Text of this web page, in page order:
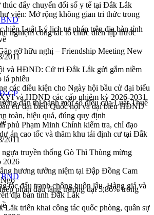
thúc đẩy chuyển đổi số y tế tại Đắk Lắk
viện: Mở rộng không gian tri thức trong
nghiệm công tác tổ chức diễn tập trước
gỡ hữu nghị – Friendship Meeting New
và HĐND: Cử tri Đắk Lắk gửi gắm niềm
lá phiếu
các điều kiện cho Ngày hội bầu cử đại biểu
và HĐND các cấp nhiệm kỳ 2026-2031
cử đại biểu Quốc hội và đại biểu HĐND
toàn, hiệu quả, đúng quy định
phủ Phạm Minh Chính kiểm tra, chỉ đạo
án cao tốc và thăm khu tái định cư tại Đắk
truyền thống Gò Thì Thùng mừng
2026
hương tưởng niệm tại Đập Đồng Cam
phấn đấu tăng trưởng đạt 5,86% trong
triển khai công tác quốc phòng, quân sự
hiện Luật Lý lịch tư pháp trên địa bàn tỉnh
2011
CP
dẫn thi hành một số điều của Luật Thuế
2011
tác đấu tranh chông buôn lậu, Hàng giả và
địa bàn tỉnh Đắk Lắk